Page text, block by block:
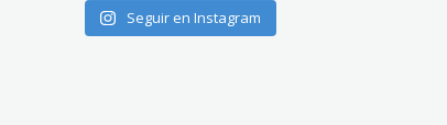
Seguir en Instagram